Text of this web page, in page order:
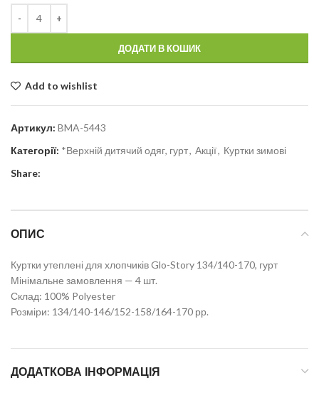
ДОДАТИ В КОШИК
Add to wishlist
Артикул: BMA-5443
Категорії: *Верхній дитячий одяг, гурт, Акції, Куртки зимові
Share:
ОПИС
Куртки утеплені для хлопчиків Glo-Story 134/140-170, гурт
Мінімальне замовлення — 4 шт.
Склад: 100% Polyester
Розміри: 134/140-146/152-158/164-170 рр.
ДОДАТКОВА ІНФОРМАЦІЯ